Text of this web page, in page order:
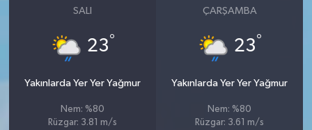
SALI
23°
Yakınlarda Yer Yer Yağmur
Nem: %80
Rüzgar: 3.81 m/s
ÇARŞAMBA
23°
Yakınlarda Yer Yer Yağmur
Nem: %80
Rüzgar: 3.61 m/s